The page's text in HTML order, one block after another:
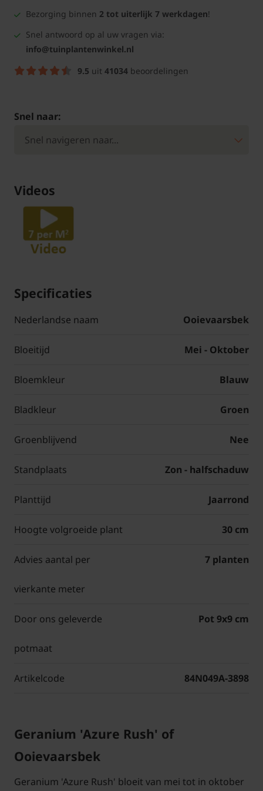
Bezorging binnen 2 tot uiterlijk 7 werkdagen!
Snel antwoord op al uw vragen via:
info@tuinplantenwinkel.nl
9.5 uit 41034 beoordelingen
Snel naar:
Videos
Specificaties
Nederlandse naam Ooievaarsbek
Bloeitijd Mei - Oktober
Bloemkleur Blauw
Bladkleur Groen
Groenblijvend Nee
Standplaats Zon - halfschaduw
Planttijd Jaarrond
Hoogte volgroeide plant 30 cm
Advies aantal per
vierkante meter
7 planten
Door ons geleverde
potmaat
Pot 9x9 cm
Artikelcode 84N049A-3898
Geranium 'Azure Rush' of
Ooievaarsbek
Geranium 'Azure Rush' bloeit van mei tot in oktober